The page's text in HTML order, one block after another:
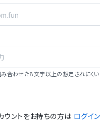
合わせた8文字以上の想定されにくい
ウントをお持ちの方は ログイン